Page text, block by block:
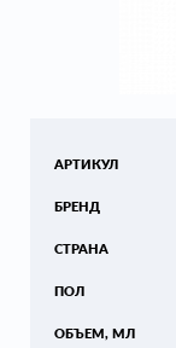
АРТИКУЛ
БРЕНД
СТРАНА
ПОЛ
ОБЪЕМ, МЛ